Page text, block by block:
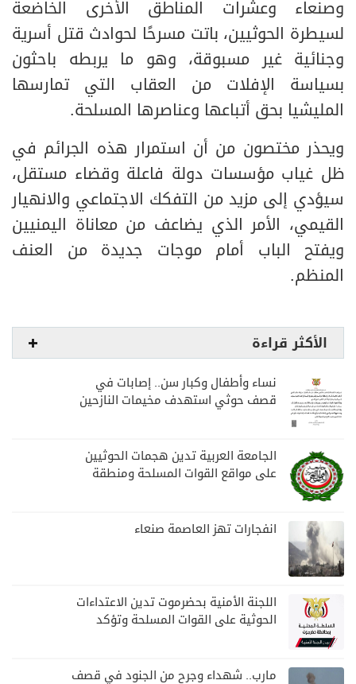
وصنعاء وعشرات المناطق الأخرى الخاضعة
لسيطرة الحوثيين، باتت مسرحًا لحوادث قتل أسرية
وجنائية غير مسبوقة، وهو ما يربطه باحثون
بسياسة الإفلات من العقاب التي تمارسها
المليشيا بحق أتباعها وعناصرها المسلحة.
ويحذر مختصون من أن استمرار هذه الجرائم في
ظل غياب مؤسسات دولة فاعلة وقضاء مستقل،
سيؤدي إلى مزيد من التفكك الاجتماعي والانهيار
القيمي، الأمر الذي يضاعف من معاناة اليمنيين
ويفتح الباب أمام موجات جديدة من العنف
المنظم.
الأكثر قراءة
نساء وأطفال وكبار سن.. إصابات في
قصف حوثي استهدف مخيمات النازحين
الجامعة العربية تدين هجمات الحوثيين
على مواقع القوات المسلحة ومنطقة
انفجارات تهز العاصمة صنعاء
اللجنة الأمنية بحضرموت تدين الاعتداءات
الحوثية على القوات المسلحة وتؤكد
مارب.. شهداء وجرح من الجنود في قصف